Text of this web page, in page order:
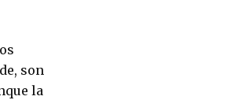
son
la